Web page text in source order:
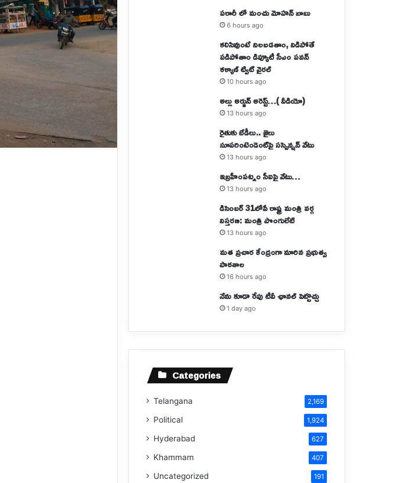
పరారీ లో మంచు మోహన్ బాబు
6 hours ago
కలిసివుంటే నిలబడతాం, విడిపోతే
పడిపోతాం డిప్యూటీ సీఎం పవన్
కళ్యాణ్ ట్విట్ వైరల్
10 hours ago
అల్లు అర్జున్ అరెస్ట్…( వీడియో)
13 hours ago
రైతుకు బేడీలు.. జైలు
సూపరింటెండెంట్‌పై సస్పెన్షన్‌ వేటు
13 hours ago
ఇబ్రహీంపట్నం సీఐపై వేటు…
13 hours ago
డిసెంబర్ 31లోపే రాష్ట్ర మంత్రి వర్గ
విస్తరణ: మంత్రి పొంగులేటి
13 hours ago
మత ప్రచార కేంద్రంగా మారిన ప్రభుత్వ
పాఠశాల
16 hours ago
నేను కూడా రేపు టీవీ ఛానల్ పెట్టొచ్చు
1 day ago
Categories
Telangana 2,169
Political 1,924
Hyderabad 627
Khammam 407
Uncategorized 191